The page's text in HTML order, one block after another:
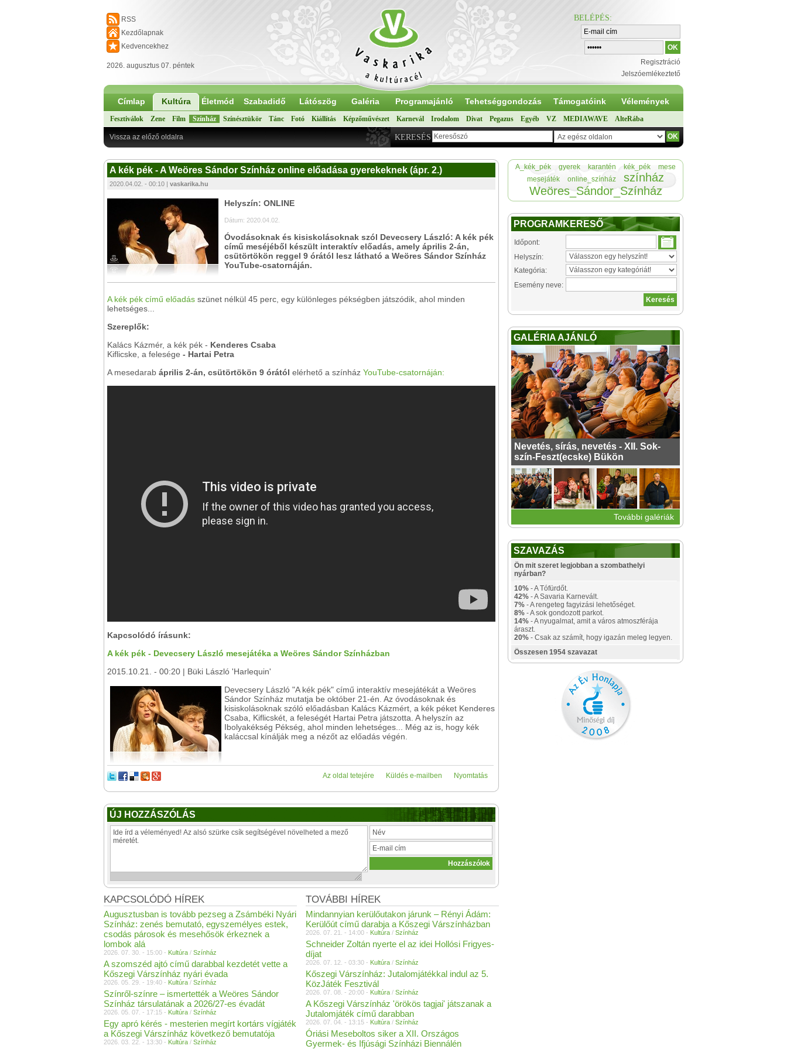
RSS
Kezdőlapnak
Kedvencekhez
2026. augusztus 07. péntek
BELÉPÉS:
Regisztráció
Jelszóemlékeztető
Címlap Kultúra Életmód Szabadidő Látószög Galéria Programajánló Tehetséggondozás Támogatóink Vélemények
Fesztiválok Zene Film Színház Színésztükör Tánc Fotó Kiállítás Képzőművészet Karnevál Irodalom Divat Pegazus Egyéb VZ MEDIAWAVE AlteRába
KERESÉS
Vissza az előző oldalra
A kék pék - A Weöres Sándor Színház online előadása gyerekeknek (ápr. 2.)
2020.04.02. - 00:10 | vaskarika.hu
Helyszín: ONLINE
Dátum: 2020.04.02.
Óvodásoknak és kisiskolásoknak szól Devecsery László: A kék pék
című meséjéből készült interaktív előadás, amely április 2-án,
csütörtökön reggel 9 órától lesz látható a Weöres Sándor Színház
YouTube-csatornáján.
A kék pék című előadás szünet nélkül 45 perc, egy különleges pékségben játszódik, ahol minden
lehetséges...
Szereplők:
Kalács Kázmér, a kék pék - Kenderes Csaba
Kiflicske, a felesége - Hartai Petra
A mesedarab április 2-án, csütörtökön 9 órától elérhető a színház YouTube-csatornáján:
Kapcsolódó írásunk:
A kék pék - Devecsery László mesejátéka a Weöres Sándor Színházban
2015.10.21. - 00:20 | Büki László 'Harlequin'
Devecsery László "A kék pék" című interaktív mesejátékát a Weöres
Sándor Színház mutatja be október 21-én. Az óvodásoknak és
kisiskolásoknak szóló előadásban Kalács Kázmért, a kék péket Kenderes
Csaba, Kiflicskét, a feleségét Hartai Petra játszotta. A helyszín az
Ibolyakékség Pékség, ahol minden lehetséges... Még az is, hogy kék
kaláccsal kínálják meg a nézőt az előadás végén.
Nyomtatás
Küldés e-mailben
Az oldal tetejére
ÚJ HOZZÁSZÓLÁS
TOVÁBBI HÍREK
Mindannyian kerülőutakon járunk – Rényi Ádám:
Kerülőút című darabja a Kőszegi Várszínházban
2026. 07. 21. - 14:00 - Kultúra / Színház
Schneider Zoltán nyerte el az idei Hollósi Frigyes-
díjat
2026. 07. 12. - 03:30 - Kultúra / Színház
Kőszegi Várszínház: Jutalomjátékkal indul az 5.
KözJáték Fesztivál
2026. 07. 08. - 20:00 - Kultúra / Színház
A Kőszegi Várszínház 'örökös tagjai' játszanak a
Jutalomjáték című darabban
2026. 07. 04. - 13:15 - Kultúra / Színház
Óriási Meseboltos siker a XII. Országos
Gyermek- és Ifjúsági Színházi Biennálén
KAPCSOLÓDÓ HÍREK
Augusztusban is tovább pezseg a Zsámbéki Nyári
Színház: zenés bemutató, egyszemélyes estek,
csodás párosok és mesehősök érkeznek a
lombok alá
2026. 07. 30. - 15:00 - Kultúra / Színház
A szomszéd ajtó című darabbal kezdetét vette a
Kőszegi Várszínház nyári évada
2026. 05. 29. - 19:40 - Kultúra / Színház
Színről-színre – ismertették a Weöres Sándor
Színház társulatának a 2026/27-es évadát
2026. 05. 07. - 17:15 - Kultúra / Színház
Egy apró kérés - mesterien megírt kortárs vígjáték
a Kőszegi Várszínház következő bemutatója
2026. 03. 22. - 13:30 - Kultúra / Színház
A_kék_pék gyerek karantén kék_pék
mese
mesejáték
online_színház
színház
Weöres_Sándor_Színház
PROGRAMKERESŐ
Időpont:
Helyszín:
Kategória:
Esemény neve:
GALÉRIA AJÁNLÓ
Nevetés, sírás, nevetés - XII. Sok-
szín-Feszt(ecske) Bükön
További galériák
SZAVAZÁS
Ön mit szeret legjobban a szombathelyi
nyárban?
10% - A Tófürdőt.
42% - A Savaria Karnevált.
7% - A rengeteg fagyizási lehetőséget.
8% - A sok gondozott parkot.
14% - A nyugalmat, amit a város atmoszférája
áraszt.
20% - Csak az számít, hogy igazán meleg legyen.
Összesen 1954 szavazat